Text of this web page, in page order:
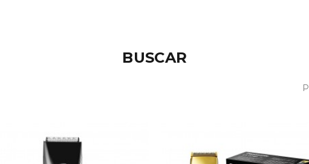
BUSCAR